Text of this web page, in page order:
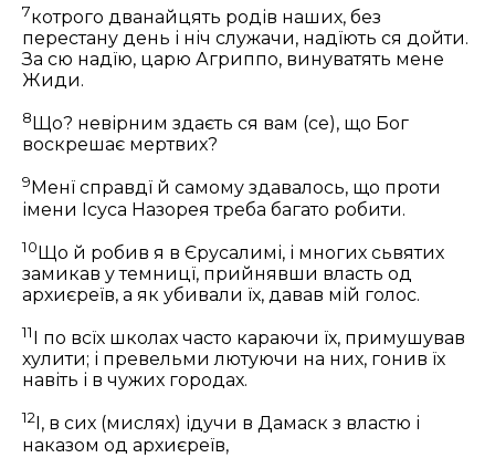
7котрого дванайцять родів наших, без
перестану день і ніч служачи, надїють ся дойти.
За сю надїю, царю Агриппо, винуватять мене
Жиди.
8 Що? невірним здаєть ся вам (се), що Бог
воскрешає мертвих?
9 Менї справдї й самому здавалось, що проти
імени Ісуса Назорея треба багато робити.
10Що й робив я в Єрусалимі, і многих сьвятих
замикав у темницї, прийнявши власть од
архиєреїв, а як убивали їх, давав мій голос.
11
І по всїх школах часто караючи їх, примушував
хулити; і превельми лютуючи на них, гонив їх
навіть і в чужих городах.
12 І, в сих (мислях) ідучи в Дамаск з властю і
наказом од архиєреїв,